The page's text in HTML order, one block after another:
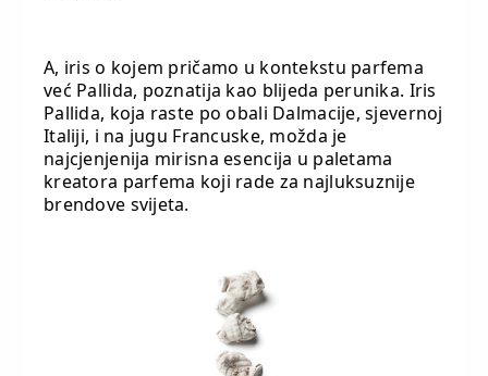
A, iris o kojem pričamo u kontekstu parfema
već Pallida, poznatija kao blijeda perunika. Iris
Pallida, koja raste po obali Dalmacije, sjevernoj
Italiji, i na jugu Francuske, možda je
najcjenjenija mirisna esencija u paletama
kreatora parfema koji rade za najluksuznije
brendove svijeta.